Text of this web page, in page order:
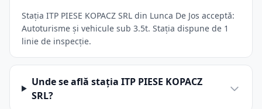
Stația ITP PIESE KOPACZ SRL din Lunca De Jos acceptă:
Autoturisme și vehicule sub 3.5t. Stația dispune de 1
linie de inspecție.
Unde se află stația ITP PIESE KOPACZ
SRL?